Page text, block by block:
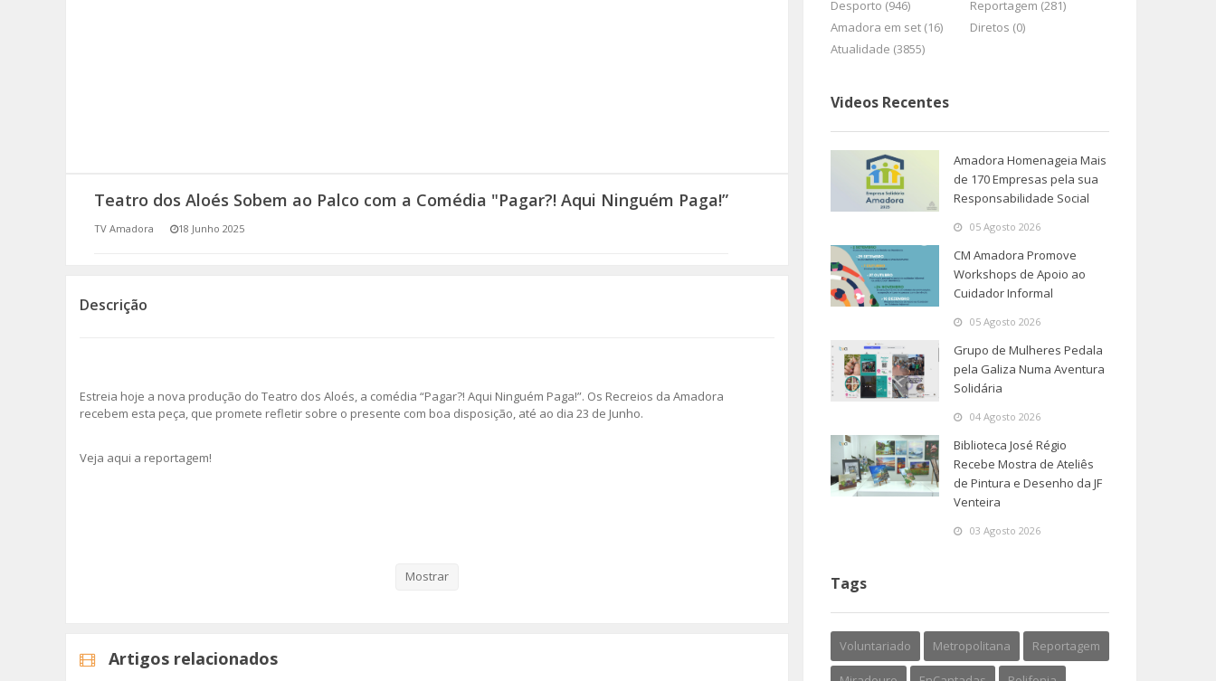
(RE) PENSAMENTOS
Teatro dos Aloés Sobem ao Palco com a Comédia "Pagar?! Aqui Ninguém Paga!”
TV Amadora 18 Junho 2025
Descrição
Estreia hoje a nova produção do Teatro dos Aloés, a comédia “Pagar?! Aqui Ninguém Paga!”. Os Recreios da Amadora
recebem esta peça, que promete refletir sobre o presente com boa disposição, até ao dia 23 de Junho.
Veja aqui a reportagem!
Mostrar
Artigos relacionados
Desporto (946)
Reportagem (281)
Amadora em set (16)
Diretos (0)
Atualidade (3855)
Videos Recentes
Amadora Homenageia Mais
de 170 Empresas pela sua
Responsabilidade Social
05 Agosto 2026
CM Amadora Promove
Workshops de Apoio ao
Cuidador Informal
05 Agosto 2026
Grupo de Mulheres Pedala
pela Galiza Numa Aventura
Solidária
04 Agosto 2026
Biblioteca José Régio
Recebe Mostra de Ateliês
de Pintura e Desenho da JF
Venteira
03 Agosto 2026
Tags
Voluntariado Metropolitana Reportagem